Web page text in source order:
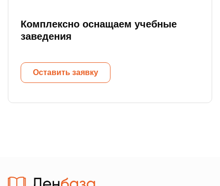
Комплексно оснащаем учебные
заведения
Оставить заявку